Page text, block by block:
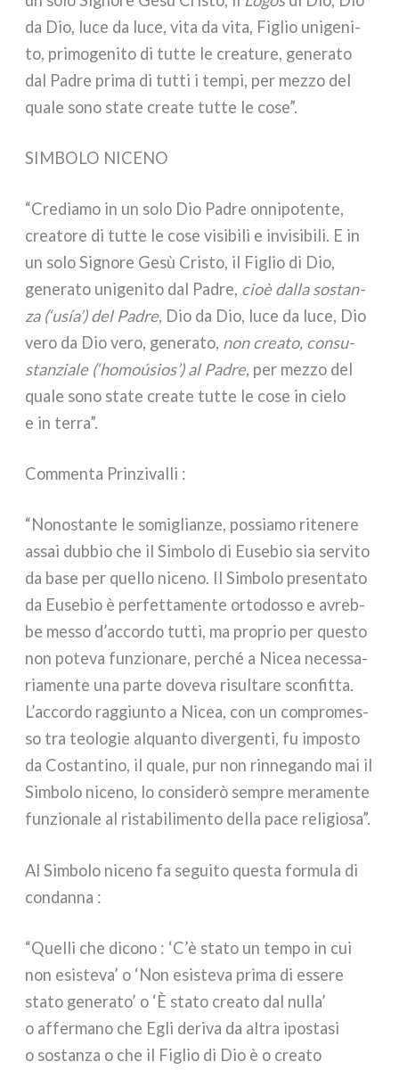
da Dio, luce da luce, vita da vita, Figlio uni­ge­ni­
to, pri­mo­ge­ni­to di tut­te le crea­tu­re, gene­ra­to
dal Padre pri­ma di tut­ti i tem­pi, per mez­zo del
qua­le sono sta­te crea­te tut­te le cose”.
SIMBOLO NICENO
“Crediamo in un solo Dio Padre onni­po­ten­te,
crea­to­re di tut­te le cose visi­bi­li e invi­si­bi­li. E in
un solo Signore Gesù Cristo, il Figlio di Dio,
gene­ra­to uni­ge­ni­to dal Padre, cioè dal­la sostan­
za (‘usía’) del Padre, Dio da Dio, luce da luce, Dio
vero da Dio vero, gene­ra­to, non crea­to, con­su­
stan­zia­le (‘homoú­sios’) al Padre, per mez­zo del
qua­le sono sta­te crea­te tut­te le cose in cie­lo
e in ter­ra”.
Commenta Prinzivalli :
“Nonostante le somi­glian­ze, pos­sia­mo rite­ne­re
assai dub­bio che il Simbolo di Eusebio sia ser­vi­to
da base per quel­lo nice­no. Il Simbolo pre­sen­ta­to
da Eusebio è per­fet­ta­men­te orto­dos­so e avreb­
be mes­so d’accordo tut­ti, ma pro­prio per que­sto
non pote­va fun­zio­na­re, per­ché a Nicea neces­sa­
ria­men­te una par­te dove­va risul­ta­re scon­fit­ta.
L’accordo rag­giun­to a Nicea, con un com­pro­mes­
so tra teo­lo­gie alquan­to diver­gen­ti, fu impo­sto
da Costantino, il qua­le, pur non rin­ne­gan­do mai il
Simbolo nice­no, lo con­si­de­rò sem­pre mera­men­te
fun­zio­na­le al rista­bi­li­men­to del­la pace reli­gio­sa”.
Al Simbolo nice­no fa segui­to que­sta for­mu­la di
con­dan­na :
“Quelli che dico­no : ‘C’è sta­to un tem­po in cui
non esi­ste­va’ o ‘Non esi­ste­va pri­ma di esse­re
sta­to gene­ra­to’ o ‘È sta­to crea­to dal nul­la’
o affer­ma­no che Egli deri­va da altra ipo­sta­si
o sostan­za o che il Figlio di Dio è o crea­to